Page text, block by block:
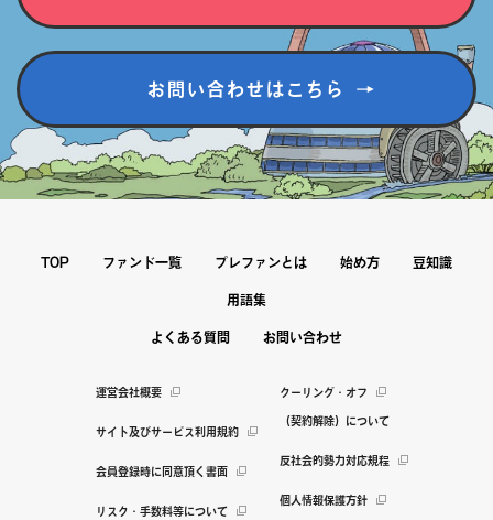
お問い合わせはこちら
TOP ファンド一覧 プレファンとは 始め方 豆知識
用語集
よくある質問 お問い合わせ
運営会社概要
サイト及びサービス利用規約
会員登録時に同意頂く書面
リスク・手数料等について
クーリング・オフ
（契約解除）について
反社会的勢力対応規程
個人情報保護方針